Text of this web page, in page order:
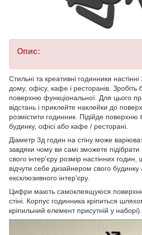
Опис:
Стильні та креативні годинники
дому, офісу, кафе і ресторанів. Зробіть
поверхню функціональної. Для цього
відстань і приклейте наклейки до
розмістити годинник. Підійде поверхню
будинку, офісі або кафе / ресторані.
Діаметр 3д годин на стіну може
завдяки чому ви самі зможете
свого інтер'єру розмір настінних
відчути себе дизайнером свого
ексклюзивного інтер'єру.
Цифри мають самоклеящуюся
стіні. Корпус годинника кріпиться
кріпильний елемент присутній у наборі).